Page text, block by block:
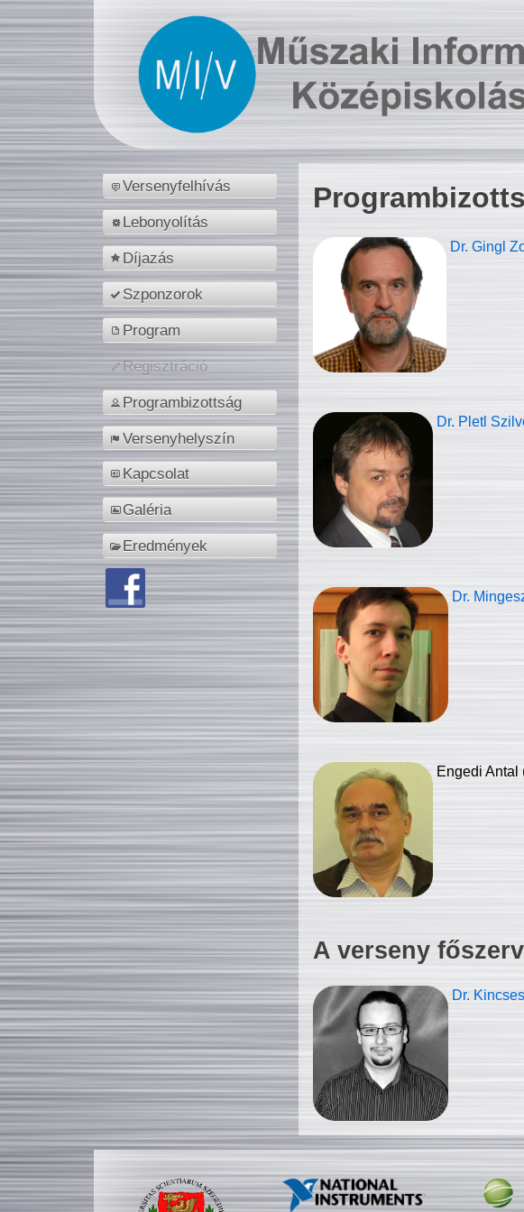
Versenyfelhívás
Lebonyolítás
Díjazás
Szponzorok
Program
Regisztráció
Programbizottság
Versenyhelyszín
Kapcsolat
Galéria
Eredmények
Dr. Gingl
Dr. Pletl
Dr.
Engedi Antal
A verseny
Dr.